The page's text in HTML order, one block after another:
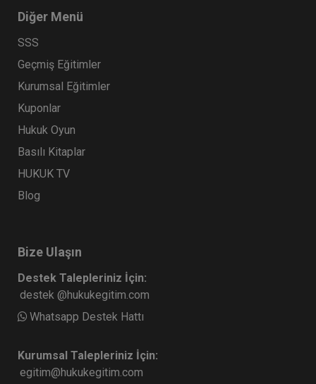
Diğer Menü
SSS
Geçmiş Eğitimler
Kurumsal Eğitimler
Kuponlar
Hukuk Oyun
Basılı Kitaplar
HUKUK TV
Blog
Bize Ulaşın
Destek Talepleriniz İçin:
destek @hukukegitim.com
Whatsapp Destek Hattı
Kurumsal Talepleriniz İçin:
egitim@hukukegitim.com